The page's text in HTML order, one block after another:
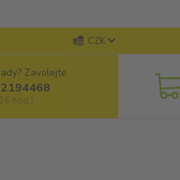
CZK
Zavolejte.
hod.)